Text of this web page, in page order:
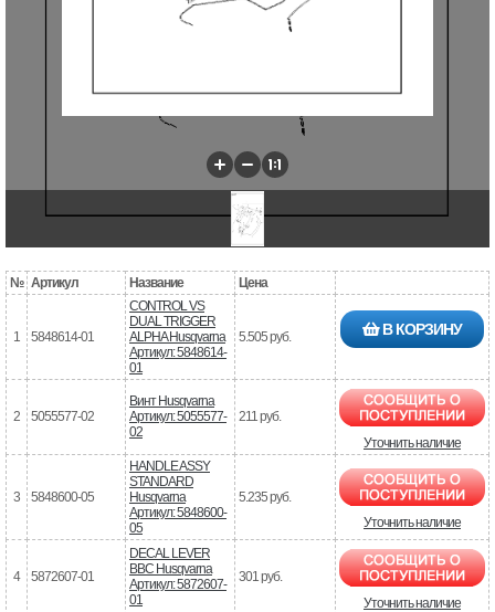
№ Артикул Название Цена
1 5848614-01
CONTROL VS
DUAL TRIGGER
ALPHA Husqvarna
Артикул: 5848614-
01
5.505 руб. В КОРЗИНУ
2 5055577-02
Винт Husqvarna
Артикул: 5055577-
02
211 руб.
Уточнить наличие
3 5848600-05
HANDLE ASSY
STANDARD
Husqvarna
Артикул: 5848600-
05
5.235 руб.
Уточнить наличие
4 5872607-01
DECAL LEVER
BBC Husqvarna
Артикул: 5872607-
01
301 руб.
Уточнить наличие